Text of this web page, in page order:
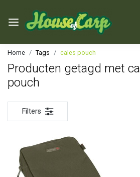
Home Tags cales pouch
Producten getagd met
pouch
Filters